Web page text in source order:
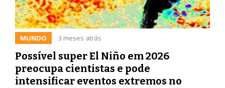
MUNDO 3 meses atrás
Possível super El Niño em 2026
preocupa cientistas e pode
intensificar eventos extremos no